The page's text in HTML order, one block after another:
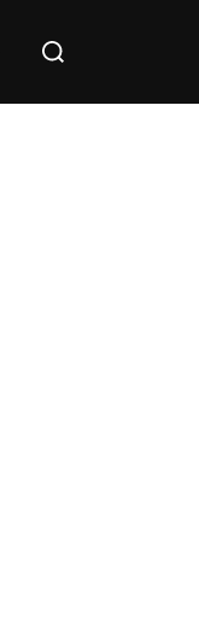
Rechercher :